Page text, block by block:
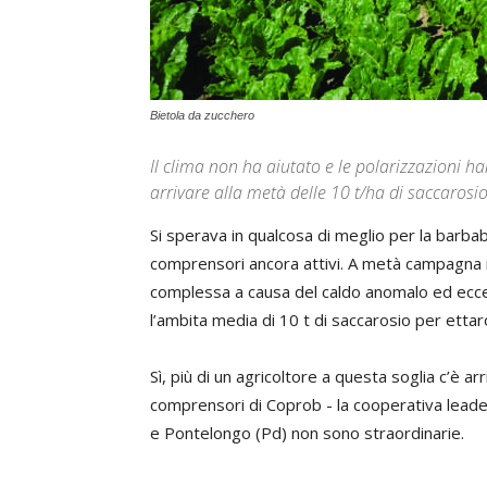
Bietola da zucchero
Il clima non ha aiutato e le polarizzazioni
arrivare alla metà delle 10 t/ha di saccarosio
Si sperava in qualcosa di meglio per la
comprensori ancora attivi. A metà
complessa a causa del caldo anomalo ed
l’ambita media di 10 t di saccarosio per
Sì, più di un agricoltore a questa soglia c’è
comprensori di Coprob - la cooperativa
e Pontelongo (Pd) non sono straordinarie.